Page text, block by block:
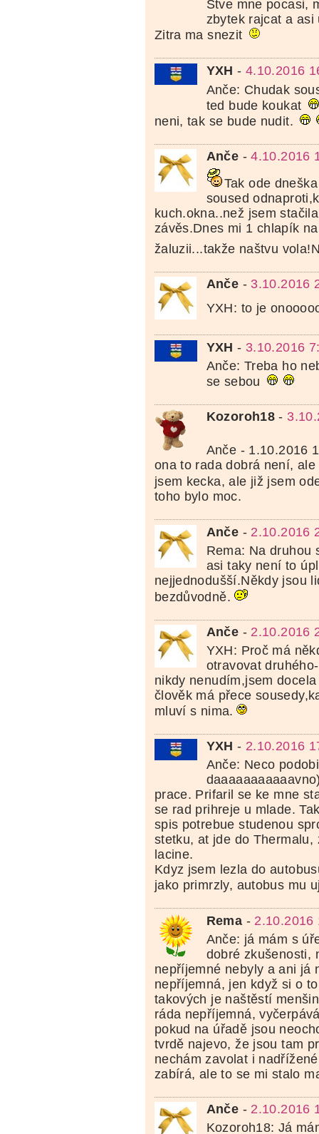
Stve mne pocasi,
zbytek rajcat a asi
Zitra ma snezit
YXH - 4.10.2016
Anče: Chudak
ted bude koukat
neni, tak se bude nudit.
Anče -4.10.2016
Tak ode
soused
kuch.okna..než jsem
závěs.Dnes mi 1 chlapík
žaluzii...takže naštvu
Anče - 3.10.2016
YXH: to je
YXH - 3.10.2016
Anče: Treba ho
se sebou
Kozoroh18 -
Anče - 1.10.2016
ona to rada dobrá není,
jsem kecka, ale již jsem
toho bylo moc.
Anče - 2.10.2016
Rema: Na druhou
asi taky není to
nejjednodušší.Někdy jsou
bezdůvodně.
Anče - 2.10.2016
YXH: Proč má
otravovat
nikdy nenudím,jsem
člověk má přece
mluví s nima.
YXH - 2.10.2016
Anče: Neco
prace. Prifaril se ke mne
se rad prihreje u mlade.
spis potrebue studenou
stetku, at jde do Thermalu,
lacine.
Kdyz jsem lezla do
jako primrzly, autobus mu
Rema - 2.10.2016
Anče: já mám s
dobré zkušenosti,
nepříjemné nebyly a ani já
nepříjemná, jen když si o
takových je naštěstí
ráda nepříjemná,
pokud na úřadě jsou
tvrdě najevo, že jsou tam
nechám zavolat i
zabírá, ale to se mi stalo
Anče - 2.10.2016
Kozoroh18: Já